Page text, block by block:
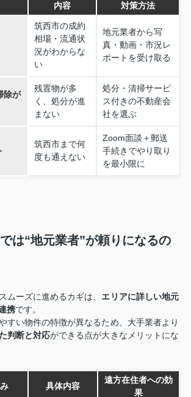
内容 対策方法
筑西市の成約
相場・流通状
況がわからな
い
地元業者から写
真・動画・市況レ
ポートを受け取る
除が
残置物が多
く、処分が進
まない
処分・清掃サービ
ス付きの不動産会
社を選ぶ
筑西市まで何
度も通えない
Zoom面談＋郵送
手続きでやり取り
を最小限に
は“地元業者”が頼りになるの
ムーズに進めるカギは、 エリアに詳しい地元
携です。
すい物件の特徴が異なるため、大手業者より
判断と対応ができる点が大きなメリットにな
具体内容
遠方在住者への効
果